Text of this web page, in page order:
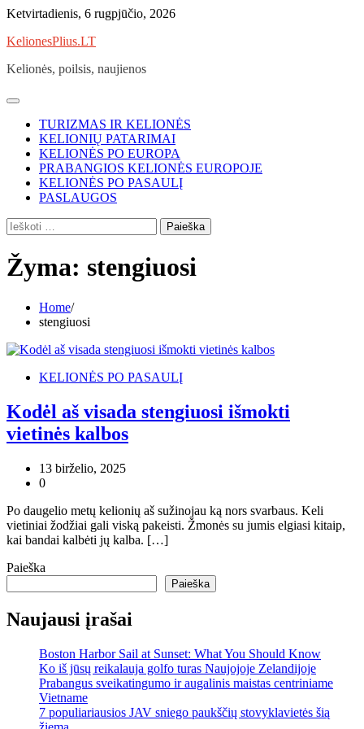
Skip
content
Ketvirtadienis, 6 rugpjūčio, 2026
KelionesPlius.LT
Kelionės, poilsis, naujienos
TURIZMAS IR KELIONĖS
KELIONIŲ PATARIMAI
KELIONĖS PO EUROPA
PRABANGIOS KELIONĖS EUROPOJE
KELIONĖS PO PASAULĮ
PASLAUGOS
Ieškoti:
Žyma: stengiuosi
Home
stengiuosi
KELIONĖS PO PASAULĮ
Kodėl aš visada stengiuosi išmokti
vietinės kalbos
13 birželio, 2025
0
Po daugelio metų kelionių aš sužinojau ką nors svarbaus. Keli
vietiniai žodžiai gali viską pakeisti. Žmonės su jumis elgiasi kitaip,
kai bandai kalbėti jų kalba. […]
Paieška
Paieška
Naujausi įrašai
Boston Harbor Sail at Sunset: What You Should Know
Ko iš jūsų reikalauja golfo turas Naujojoje Zelandijoje
Prabangus sveikatingumo ir augalinis maistas centriniame
Vietname
7 populiariausios JAV sniego paukščių stovyklavietės šią